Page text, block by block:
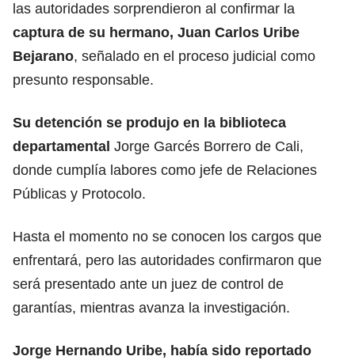
las autoridades sorprendieron al confirmar la
captura de su hermano, Juan Carlos Uribe
Bejarano, señalado en el proceso judicial como
presunto responsable.
Su detención se produjo en la biblioteca
departamental Jorge Garcés Borrero de Cali,
donde cumplía labores como jefe de Relaciones
Públicas y Protocolo.
Hasta el momento no se conocen los cargos que
enfrentará, pero las autoridades confirmaron que
será presentado ante un juez de control de
garantías, mientras avanza la investigación.
Jorge Hernando Uribe, había sido reportado